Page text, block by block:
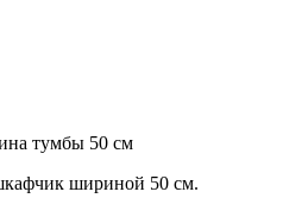
тумбы 50 см
шириной 50 см.